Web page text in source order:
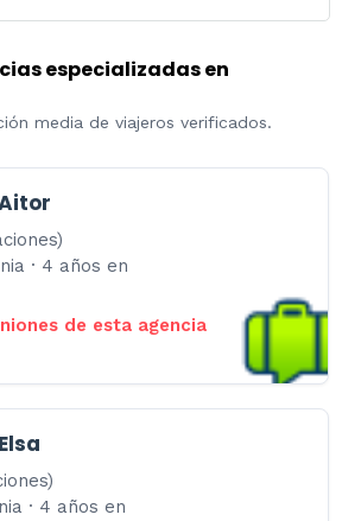
especializadas en
media de viajeros verificados.
· 4 años en
de esta agencia
· 4 años en